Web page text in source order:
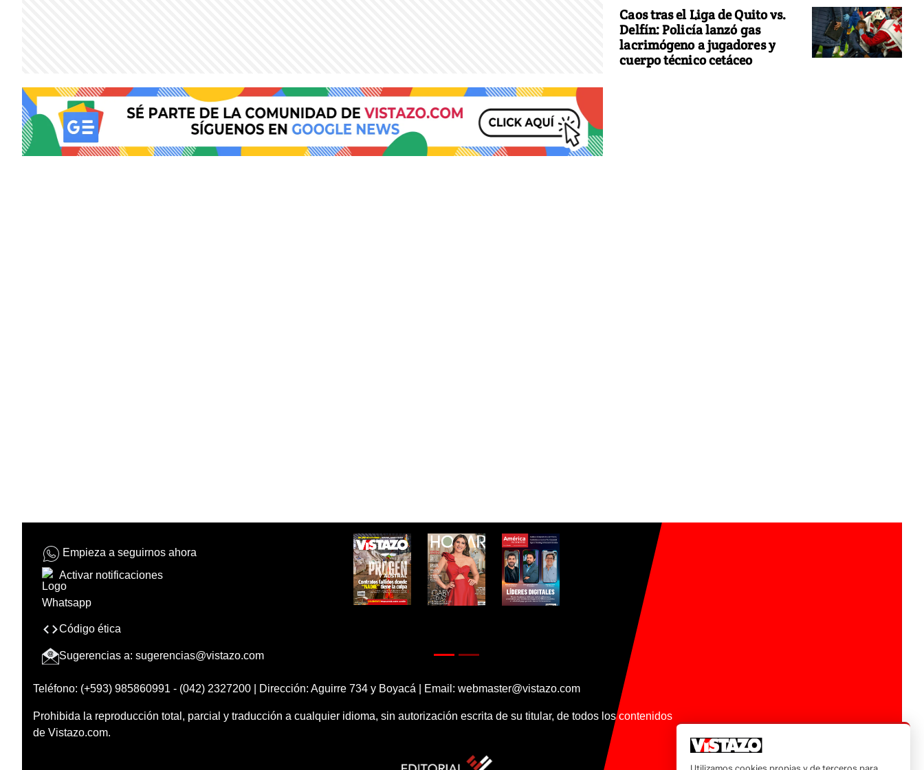
Caos tras el Liga de Quito vs.
Delfín: Policía lanzó gas
lacrimógeno a jugadores y
cuerpo técnico cetáceo
Empieza a seguirnos ahora
Activar notificaciones
Código ética
Sugerencias a: sugerencias@vistazo.com
Teléfono: (+593) 985860991 - (042) 2327200 | Dirección: Aguirre 734 y Boyacá | Email: webmaster@vistazo.com
Prohibida la reproducción total, parcial y traducción a cualquier idioma, sin autorización escrita de su titular, de todos los contenidos
de Vistazo.com.